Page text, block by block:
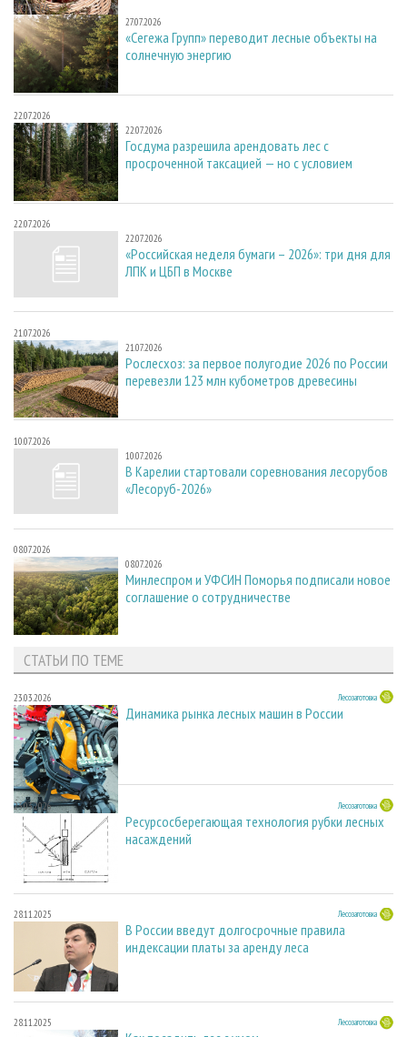
27.07.2026
27.07.2026
«Сегежа Групп» переводит лесные объекты на
солнечную энергию
22.07.2026
22.07.2026
Госдума разрешила арендовать лес с
просроченной таксацией — но с условием
22.07.2026
22.07.2026
«Российская неделя бумаги – 2026»: три дня для
ЛПК и ЦБП в Москве
21.07.2026
21.07.2026
Рослесхоз: за первое полугодие 2026 по России
перевезли 123 млн кубометров древесины
10.07.2026
10.07.2026
В Карелии стартовали соревнования лесорубов
«Лесоруб-2026»
08.07.2026
08.07.2026
Минлеспром и УФСИН Поморья подписали новое
соглашение о сотрудничестве
СТАТЬИ ПО ТЕМЕ
23.03.2026 Лесозаготовка
Динамика рынка лесных машин в России
23.03.2026 Лесозаготовка
Ресурсосберегающая технология рубки лесных
насаждений
28.11.2025 Лесозаготовка
В России введут долгосрочные правила
индексации платы за аренду леса
28.11.2025 Лесозаготовка